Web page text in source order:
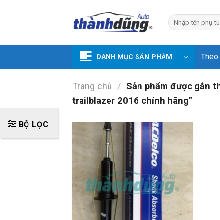
Tìm
kiếm:
DANH MỤC SẢN PHẨM Theo
Trang chủ / Sản phẩm được gắn
trailblazer 2016 chính hãng”
BỘ LỌC